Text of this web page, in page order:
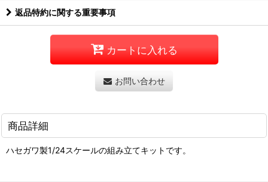
返品特約に関する重要事項
カートに入れる
お問い合わせ
商品詳細
ハセガワ製1/24スケールの組み立てキットです。